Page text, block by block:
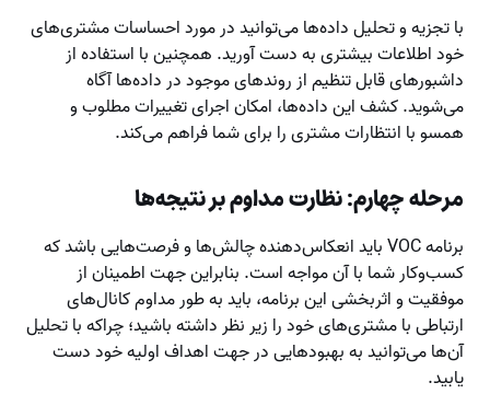
با تجزیه و تحلیل داده‌ها می‌توانید در مورد احساسات مشتری‌های
خود اطلاعات بیشتری به دست آورید. همچنین با استفاده از
داشبورهای قابل تنظیم از روندهای موجود در داده‌ها آگاه
می‌شوید. کشف این داده‌ها، امکان اجرای تغییرات مطلوب و
همسو با انتظارات مشتری را برای شما فراهم می‌کند.
مرحله چهارم: نظارت مداوم بر نتیجه‌ها
برنامه VOC باید انعکاس‌دهنده چالش‌ها و فرصت‌هایی باشد که
کسب‌وکار شما با آن مواجه است. بنابراین جهت اطمینان از
موفقیت و اثربخشی این برنامه، باید به طور مداوم کانال‌های
ارتباطی با مشتری‌های خود را زیر نظر داشته باشید؛ چراکه با تحلیل
آن‌ها می‌توانید به بهبودهایی در جهت اهداف اولیه خود دست
یابید.